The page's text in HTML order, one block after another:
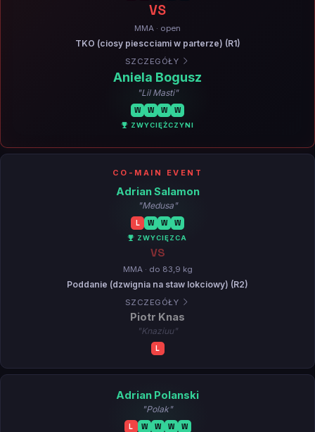
VS
MMA · open
TKO (ciosy piescciami w parterze) (R1)
SZCZEGÓŁY
Aniela Bogusz
"Lil Masti"
W W W W
ZWYCIĘŻCZYNI
CO-MAIN EVENT
Adrian Salamon
"Medusa"
L W W W
ZWYCIĘZCA
VS
MMA · do 83,9 kg
Poddanie (dzwignia na staw lokciowy) (R2)
SZCZEGÓŁY
Piotr Knas
"Knaziuu"
L
Adrian Polanski
"Polak"
L W W W W